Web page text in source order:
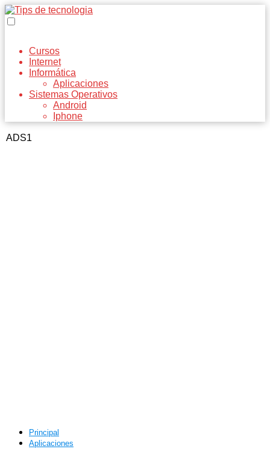
Cursos
Internet
Informática
Aplicaciones
Sistemas Operativos
Android
Iphone
ADS1
Principal
Aplicaciones